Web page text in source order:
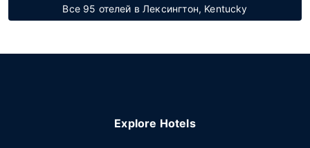
Все 95 отелей в Лексингтон, Kentucky
Explore Hotels